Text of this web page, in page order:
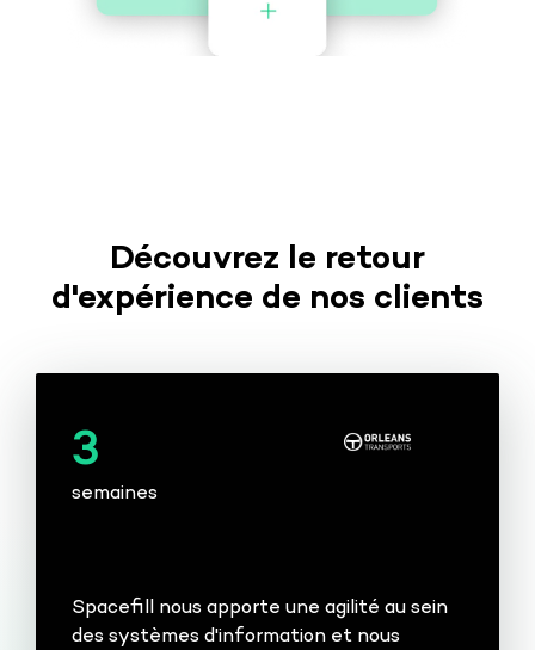
Découvrez le retour
d'expérience de nos clients
3
semaines
Spacefill nous apporte une agilité au sein
des systèmes d'information et nous